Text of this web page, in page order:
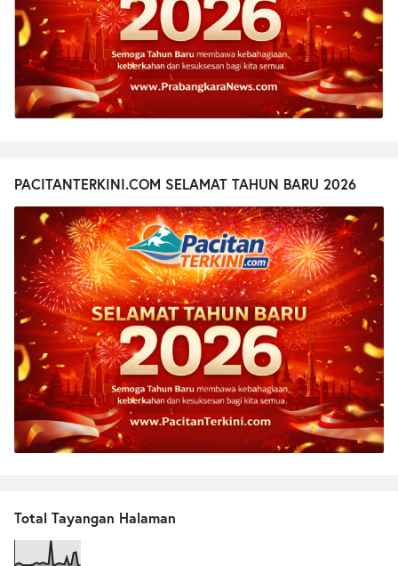
PACITANTERKINI.COM SELAMAT TAHUN BARU 2026
Total Tayangan Halaman